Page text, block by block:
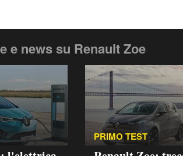
e news su Renault Zoe
PRIMO TEST